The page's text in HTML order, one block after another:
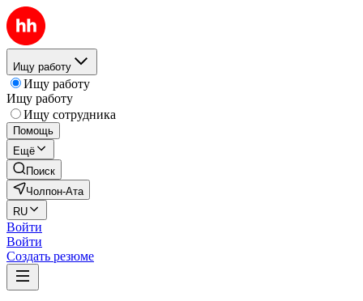
Ищу работу
Ищу работу
Ищу работу
Ищу сотрудника
Помощь
Ещё
Поиск
Чолпон-Ата
RU
Войти
Войти
Создать резюме